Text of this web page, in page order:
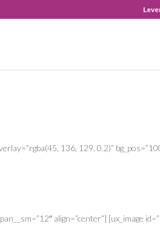
136, 129, 0.2)”
align=”center”] [ux_image